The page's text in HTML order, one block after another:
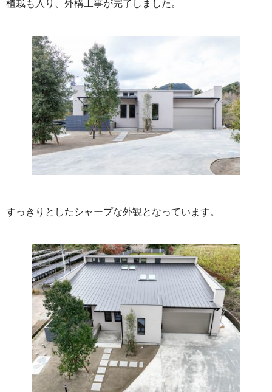
植栽も入り、外構工事が完了しました。
すっきりとしたシャープな外観となっています。